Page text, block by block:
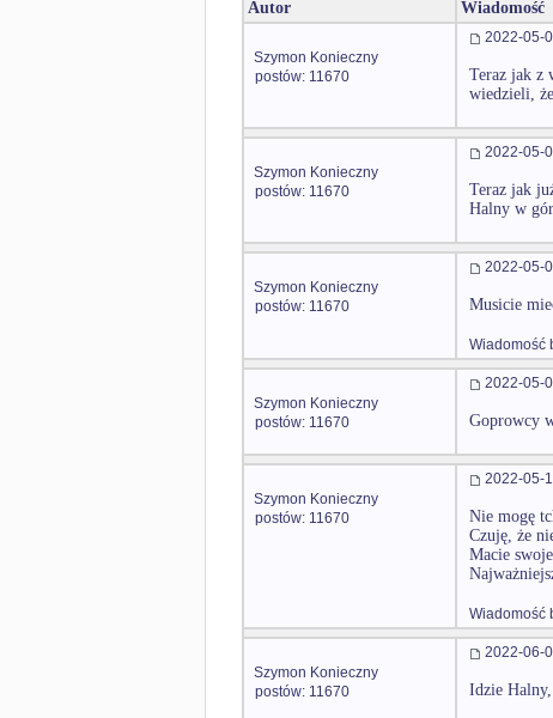
Autor Wiadomość
Szymon Konieczny
postów: 11670
2022-05-
Teraz jak z
wiedzieli,
Szymon Konieczny
postów: 11670
2022-05-
Teraz jak
Halny w
Szymon Konieczny
postów: 11670
2022-05-
Musicie
Wiadomość
Szymon Konieczny
postów: 11670
2022-05-
Goprowcy
Szymon Konieczny
postów: 11670
2022-05-
Nie mogę
Czuję, że
Macie
Wiadomość
Szymon Konieczny
postów: 11670
2022-06-
Idzie